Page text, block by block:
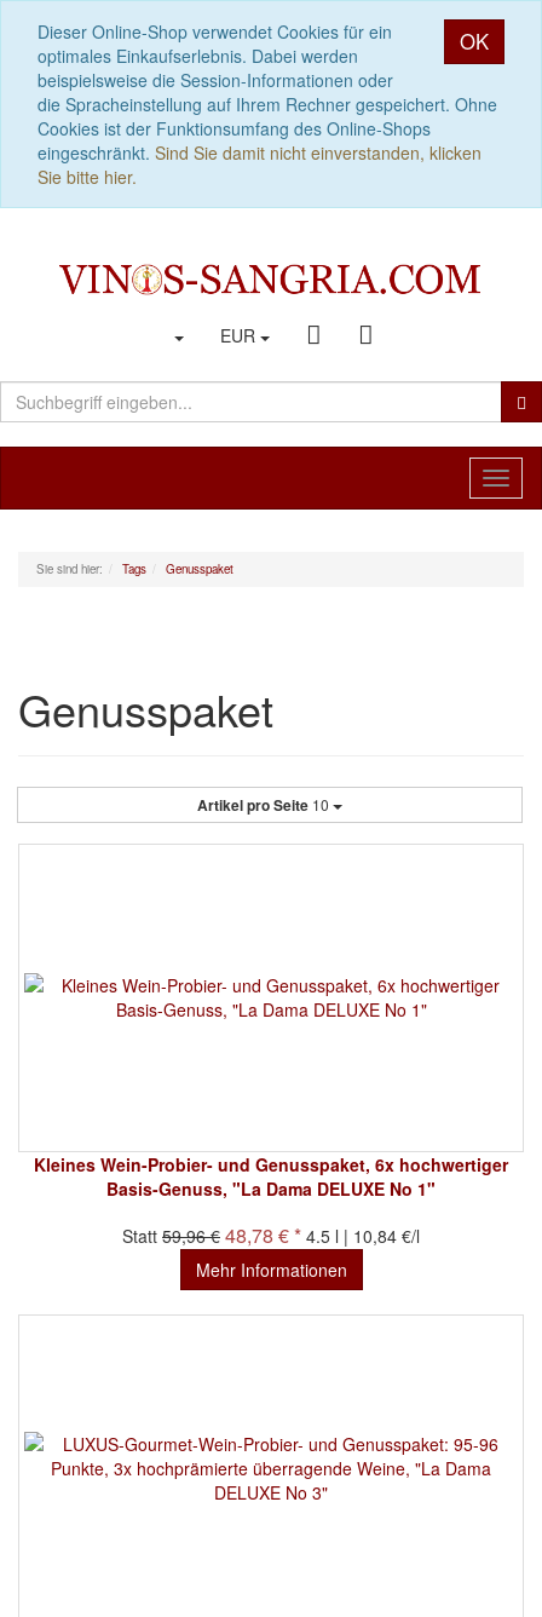
OK
Dieser Online-Shop verwendet Cookies für ein
optimales Einkaufserlebnis. Dabei werden
beispielsweise die Session-Informationen oder
die Spracheinstellung auf Ihrem Rechner gespeichert. Ohne
Cookies ist der Funktionsumfang des Online-Shops
eingeschränkt. Sind Sie damit nicht einverstanden, klicken
Sie bitte hier.
EUR
Sie sind hier: Tags Genusspaket
Genusspaket
Artikel pro Seite 10
Kleines Wein-Probier- und Genusspaket, 6x hochwertiger
Basis-Genuss, "La Dama DELUXE No 1"
Statt 59,96 € 48,78 € * 4.5 l | 10,84 €/l
Mehr Informationen